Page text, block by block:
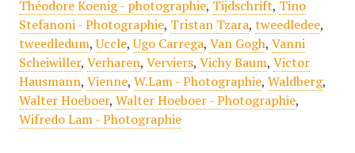
Théodore Koenig - photographie, Tijdschrift, Tino
Stefanoni - Photographie, Tristan Tzara, tweedledee,
tweedledum,Uccle,Ugo Carrega, Van Gogh, Vanni
Scheiwiller, Verharen, Verviers, Vichy Baum, Victor
Hausmann, Vienne, W.Lam - Photographie, Waldberg,
Walter Hoeboer, Walter Hoeboer - Photographie,
Wifredo Lam - Photographie